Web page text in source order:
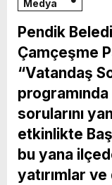
Medya
Pendik
Çamçeşme
“Vatandaş
sorularını
etkinlikte
bu yana
yatırımlar